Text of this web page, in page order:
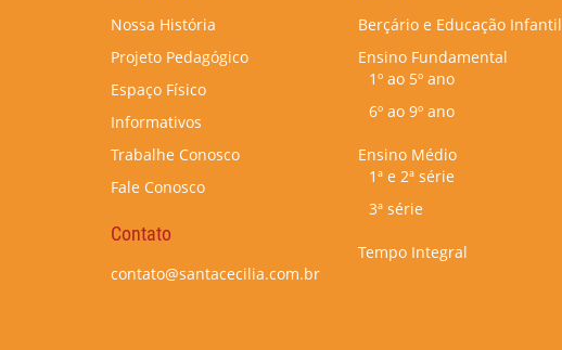
Nossa História
Projeto Pedagógico
Espaço Físico
Informativos
Trabalhe Conosco
Fale Conosco
Contato
contato@santacecilia.com.br
Berçário e Educação Infantil
Ensino Fundamental
1º ao 5º ano
6º ao 9º ano
Ensino Médio
1ª e 2ª série
3ª série
Tempo Integral